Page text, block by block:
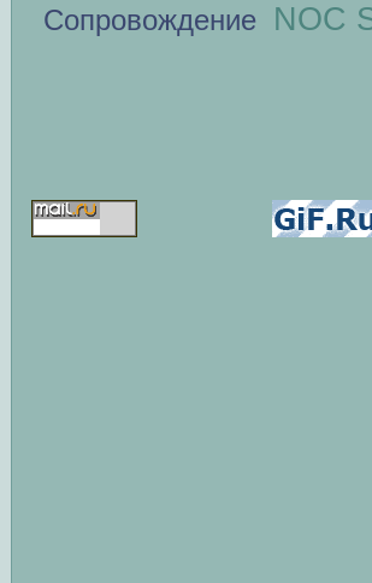
Сопровождение NOC